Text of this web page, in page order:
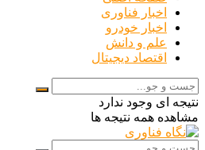
اخبار فناوری
اخبار خودرو
علم و دانش
اقتصاد دیجیتال
نتیجه ای وجود ندارد
مشاهده همه نتیجه ها